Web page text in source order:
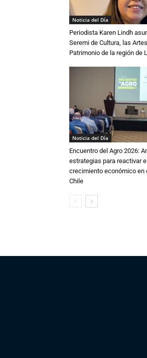
Noticia del Día
Periodista Karen Lindh
Seremi de Cultura, las
Patrimonio de la región de
Noticia del Día
Encuentro del Agro 2026:
estrategias para reactivar el
crecimiento económico en
Chile